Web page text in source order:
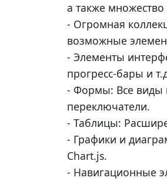
а также
- Огромная
возможные
- Элементы
прогресс-бары и
- Формы: Все виды
переключатели.
- Таблицы:
- Графики и
Chart.js.
- Навигационные